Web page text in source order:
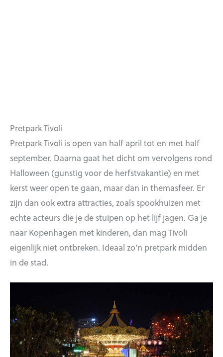
Pretpark Tivoli
Pretpark Tivoli is open van half april tot en met half
september. Daarna gaat het dicht om vervolgens rond
Halloween (gunstig voor de herfstvakantie) en met
kerst weer open te gaan, maar dan in themasfeer. Er
zijn dan ook extra attracties, zoals spookhuizen met
echte acteurs die je de stuipen op het lijf jagen. Ga je
naar Kopenhagen met kinderen, dan mag Tivoli
eigenlijk niet ontbreken. Ideaal zo’n pretpark midden
in de stad.